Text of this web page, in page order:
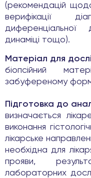
(рекомендацій
верифікації
диференціальної
динаміці тощо).
Матеріал для
біопсійний
забуференому
Підготовка до
визначається
виконання
лікарське
необхідна для
прояви,
лабораторних